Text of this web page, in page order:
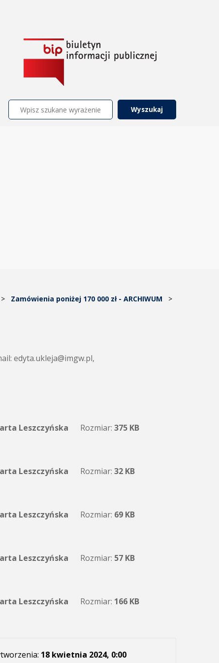
Szukaj:
> Zamówienia poniżej 170 000 zł - ARCHIWUM >
edyta.ukleja@imgw.pl,
Leszczyńska Rozmiar: 375 KB
Leszczyńska Rozmiar: 32 KB
Leszczyńska Rozmiar: 69 KB
Leszczyńska Rozmiar: 57 KB
Leszczyńska Rozmiar: 166 KB
18 kwietnia 2024, 0:00